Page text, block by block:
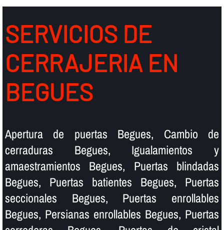
SERVICIOS DE
CERRAJERIA EN
BEGUES
Apertura de puertas Begues, Cambio de
cerraduras Begues, Igualamientos y
amaestramientos Begues, Puertas blindadas
Begues, Puertas batientes Begues, Puertas
seccionales Begues, Puertas enrollables
Begues, Persianas enrollables Begues, Puertas